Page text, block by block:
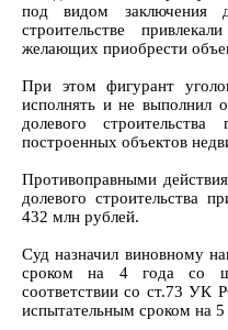
под видом заключения
строительстве
желающих приобрести
При этом фигурант
исполнять и не выполнил
долевого
построенных объектов
Противоправными
долевого строительства
432 млн рублей.
Суд назначил виновному
сроком на 4 года со
соответствии со ст.73 УК
испытательным сроком на 5